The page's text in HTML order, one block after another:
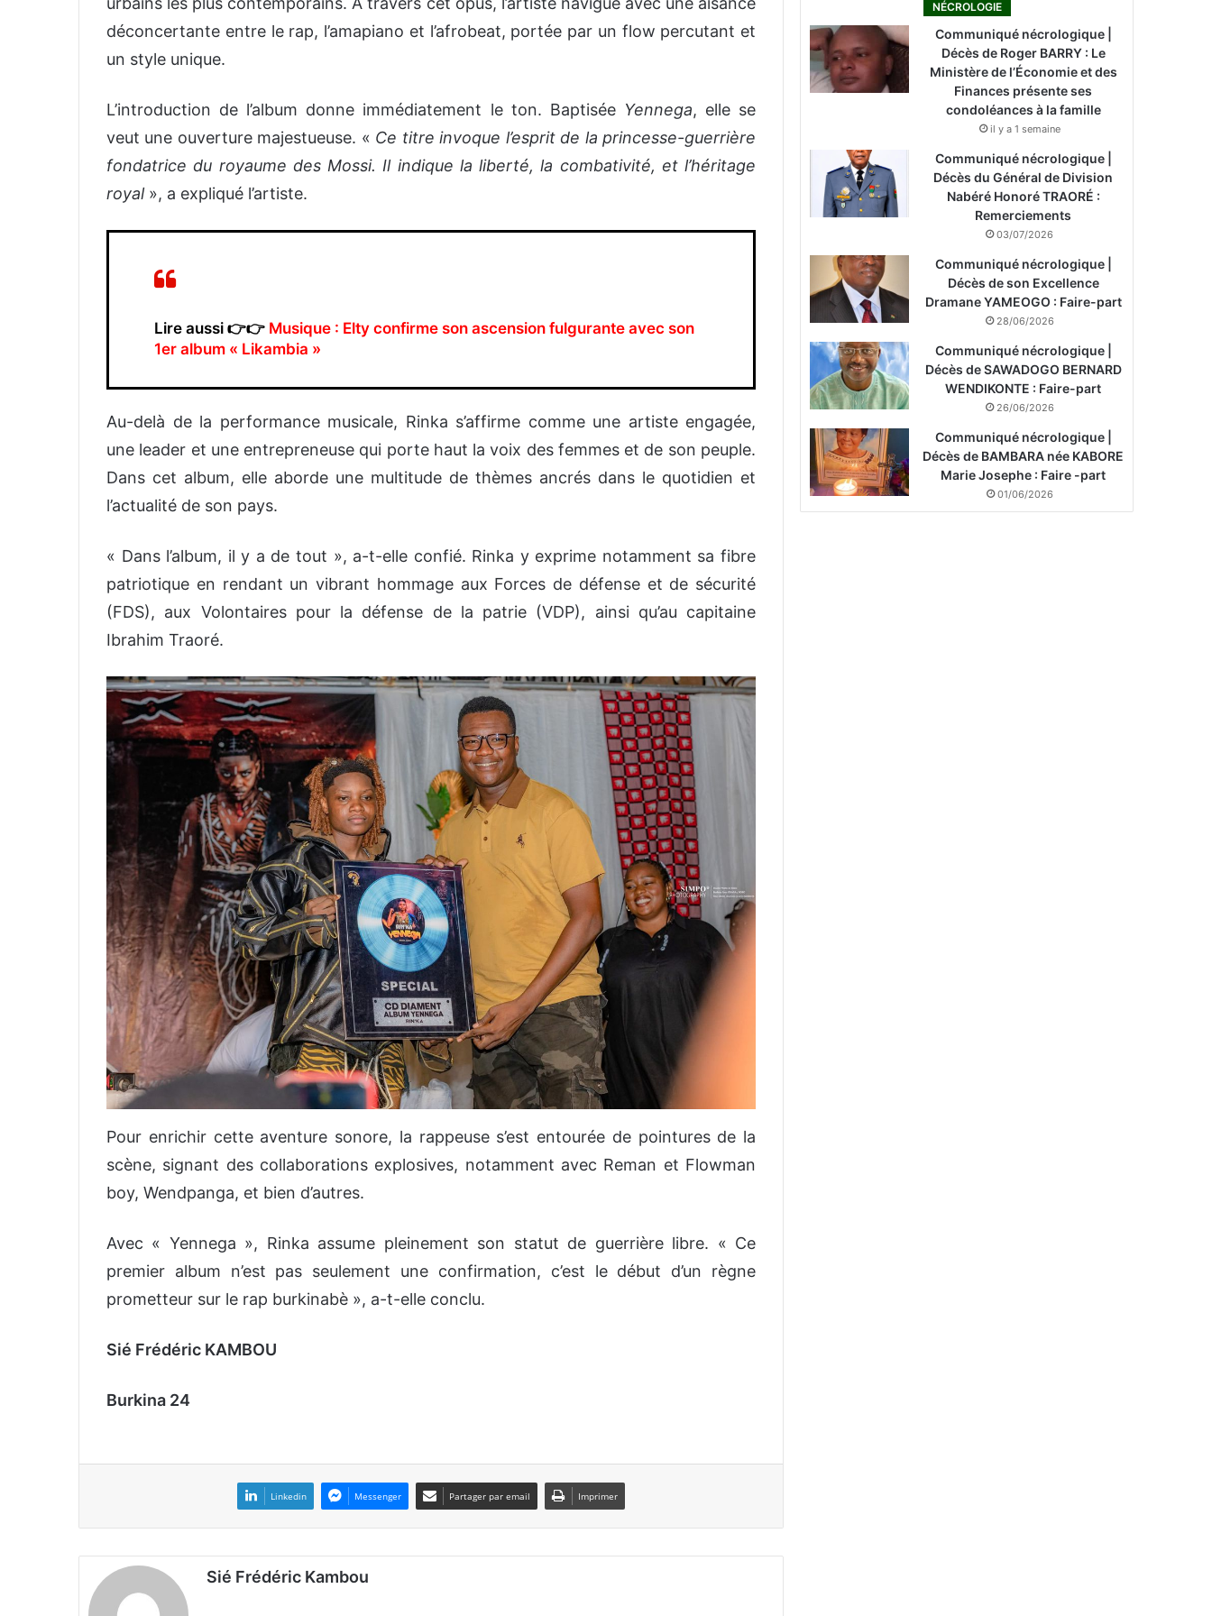
déconcertante entre le rap, l’amapiano et l’afrobeat, portée par un flow percutant et
un style unique.
L’introduction de l’album donne immédiatement le ton. Baptisée Yennega, elle se
veut une ouverture majestueuse. « Ce titre invoque l’esprit de la princesse-guerrière
fondatrice du royaume des Mossi. Il indique la liberté, la combativité, et l’héritage
royal», a expliqué l’artiste.
Lire aussi 👉👉 Musique : Elty confirme son ascension fulgurante avec son
1er album « Likambia »
Au-delà de la performance musicale, Rinka s’affirme comme une artiste engagée,
une leader et une entrepreneuse qui porte haut la voix des femmes et de son peuple.
Dans cet album, elle aborde une multitude de thèmes ancrés dans le quotidien et
l’actualité de son pays.
« Dans l’album, il y a de tout », a-t-elle confié. Rinka y exprime notamment sa fibre
patriotique en rendant un vibrant hommage aux Forces de défense et de sécurité
(FDS), aux Volontaires pour la défense de la patrie (VDP), ainsi qu’au capitaine
Ibrahim Traoré.
Pour enrichir cette aventure sonore, la rappeuse s’est entourée de pointures de la
scène, signant des collaborations explosives, notamment avec Reman et Flowman
boy, Wendpanga, et bien d’autres.
Avec « Yennega », Rinka assume pleinement son statut de guerrière libre. « Ce
premier album n’est pas seulement une confirmation, c’est le début d’un règne
prometteur sur le rap burkinabè », a-t-elle conclu.
Sié Frédéric KAMBOU
Burkina 24
Linkedin Messenger Partager par email Imprimer
Sié Frédéric Kambou
NÉCROLOGIE
Communiqué nécrologique |
Décès de Roger BARRY : Le
Ministère de l’Économie et des
Finances présente ses
condoléances à la famille
il y a 1 semaine
Communiqué nécrologique |
Décès du Général de Division
Nabéré Honoré TRAORÉ :
Remerciements
03/07/2026
Communiqué nécrologique |
Décès de son Excellence
Dramane YAMEOGO : Faire-part
28/06/2026
Communiqué nécrologique |
Décès de SAWADOGO BERNARD
WENDIKONTE : Faire-part
26/06/2026
Communiqué nécrologique |
Décès de BAMBARA née KABORE
Marie Josephe : Faire -part
01/06/2026